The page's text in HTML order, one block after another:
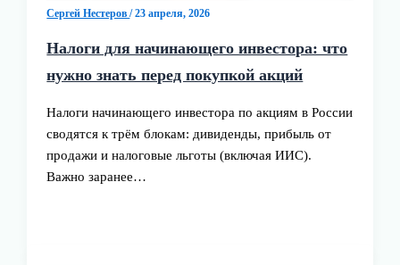
Сергей Нестеров/23 апреля, 2026
Налоги для начинающего инвестора: что
нужно знать перед покупкой акций
Налоги начинающего инвестора по акциям в России
сводятся к трём блокам: дивиденды, прибыль от
продажи и налоговые льготы (включая ИИС).
Важно заранее…